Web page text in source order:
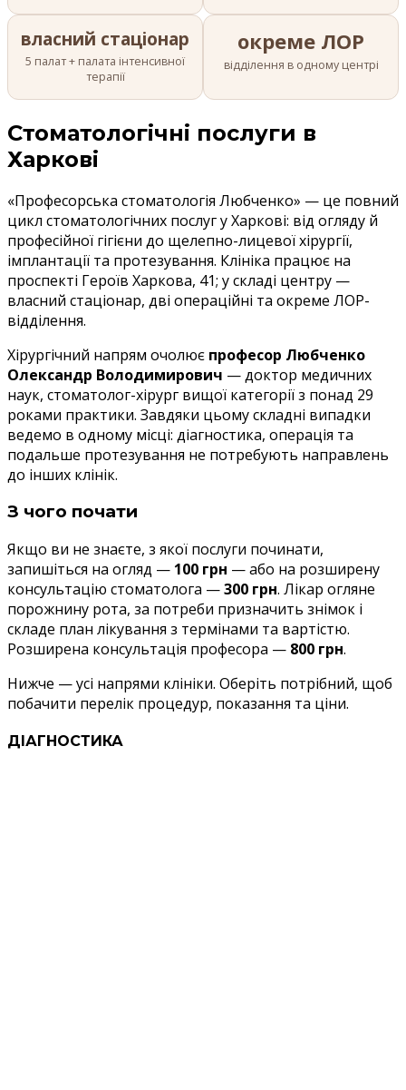
власний стаціонар
5 палат + палата інтенсивної
терапії
окреме ЛОР
відділення в одному центрі
Стоматологічні послуги в
Харкові
«Професорська стоматологія Любченко» — це повний
цикл стоматологічних послуг у Харкові: від огляду й
професійної гігієни до щелепно-лицевої хірургії,
імплантації та протезування. Клініка працює на
проспекті Героїв Харкова, 41; у складі центру —
власний стаціонар, дві операційні та окреме ЛОР-
відділення.
Хірургічний напрям очолює професор Любченко
Олександр Володимирович — доктор медичних
наук, стоматолог-хірург вищої категорії з понад 29
роками практики. Завдяки цьому складні випадки
ведемо в одному місці: діагностика, операція та
подальше протезування не потребують направлень
до інших клінік.
З чого почати
Якщо ви не знаєте, з якої послуги починати,
запишіться на огляд — 100 грн — або на розширену
консультацію стоматолога —300 грн. Лікар огляне
порожнину рота, за потреби призначить знімок і
складе план лікування з термінами та вартістю.
Розширена консультація професора — 800 грн.
Нижче — усі напрями клініки. Оберіть потрібний, щоб
побачити перелік процедур, показання та ціни.
ДІАГНОСТИКА